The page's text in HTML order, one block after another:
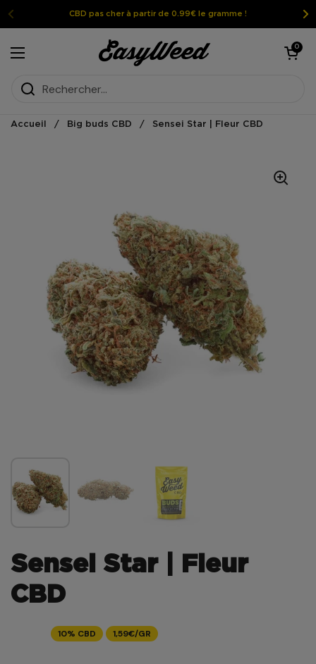
Passer au contenuCBD pas cher à partir de 0.99€ le gramme !
Ouvrir le menu
Ouvrir le
0
Accueil / Big buds CBD / Sensei Star | Fleur CBD
Sensei Star | Fleur
CBD
10% CBD 1,59€/GR